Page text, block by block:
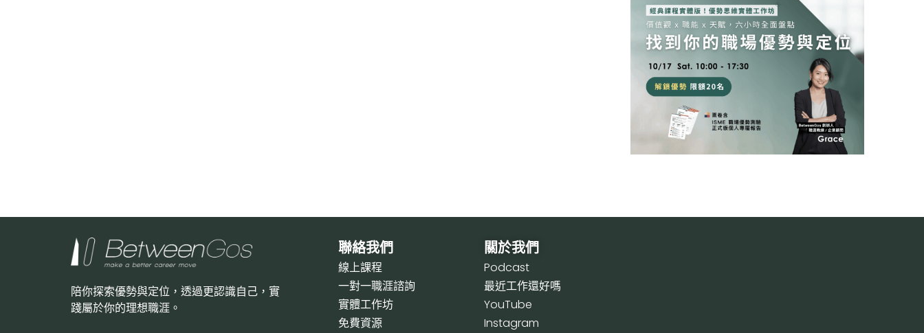
陪你探索優勢與定位，透過更認識自己，實
踐屬於你的理想職涯。
聯絡我們
線上課程
一對一職涯諮詢
實體工作坊
免費資源
關於我們
Podcast
最近工作還好嗎
YouTube
Instagram